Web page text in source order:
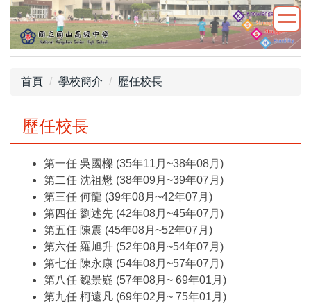
跳
到
要
首頁 學校簡介 歷任校長
歷任校長
第一任 吳國樑 (35年11月~38年08月)
第二任 沈祖懋 (38年09月~39年07月)
第三任 何龍 (39年08月~42年07月)
第四任 劉述先 (42年08月~45年07月)
第五任 陳震 (45年08月~52年07月)
第六任 羅旭升 (52年08月~54年07月)
第七任 陳永康 (54年08月~57年07月)
第八任 魏景嶷 (57年08月~ 69年01月)
第九任 柯遠凡 (69年02月~ 75年01月)